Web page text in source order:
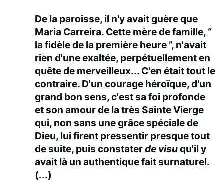
De la paroisse, il n'y avait guère que
Maria Carreira. Cette mère de famille, “
la fidèle de la première heure ”, n'avait
rien d'une exaltée, perpétuellement en
quête de merveilleux... C'en était tout le
contraire. D'un courage héroïque, d'un
grand bon sens, c'est sa foi profonde
et son amour de la très Sainte Vierge
qui, non sans une grâce spéciale de
Dieu, lui firent pressentir presque tout
de suite, puis constaterde visuqu'il y
avait là un authentique fait surnaturel.
(...)